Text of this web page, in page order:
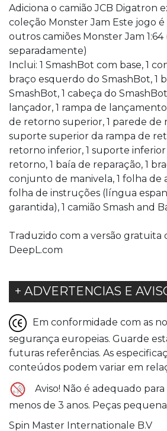
Adiciona o camião JCB Digatron
coleção Monster Jam Este jogo
outros camiões Monster Jam 1:64
separadamente)
Inclui: 1 SmashBot com base, 1
braço esquerdo do SmashBot, 1
SmashBot, 1 cabeça do
lançador, 1 rampa de
de retorno superior, 1 parede de
suporte superior da rampa de
retorno inferior, 1 suporte
retorno, 1 baía de reparação, 1
conjunto de manivela, 1 folha de
folha de instruções (língua
garantida), 1 camião Smash and
Traduzido com a versão gratuita
DeepL.com
+ ADVERTENCIAS E
Em conformidade com as
segurança europeias. Guarde
futuras referências. As
conteúdos podem variar em
Aviso! Não é adequado
menos de 3 anos. Peças
Spin Master Internationale B.V